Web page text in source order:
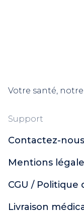
Votre santé,
Support
Contactez-nous
Mentions
CGU /
Livraison